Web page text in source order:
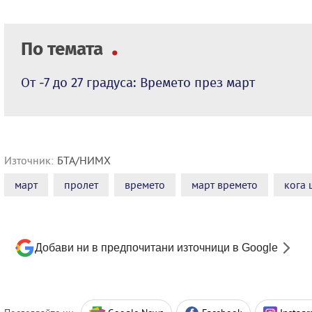
По темата
От -7 до 27 градуса: Времето през март
Източник: БТА/НИМХ
март
пролет времето март времето кога
Добави ни в предпочитани източници в Google